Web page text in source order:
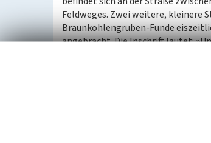
Feldweges. Zwei weitere, kleinere
Braunkohlengruben-Funde
angebracht. Die Inschrift lautet:
wurde zwischen 1948 und 1951
der Chemischen Fabrik J.C./
verschwand vor über 500 Jahren/
Die Kulturlandschaft im Borna-
Hier wie an anderen Stellen
bewusst gesetztes Mal ist es ein
speziellen zum nicht mehr